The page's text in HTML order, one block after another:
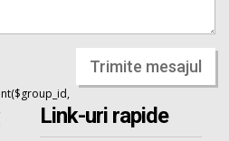
Trimite mesajul
Link-uri rapide